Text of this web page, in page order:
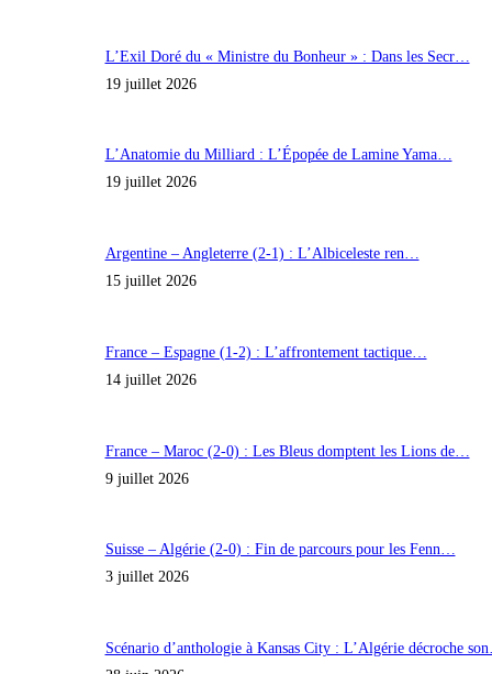
L’Exil Doré du « Ministre du Bonheur » : Dans les Secr…
19 juillet 2026
L’Anatomie du Milliard : L’Épopée de Lamine Yama…
19 juillet 2026
Argentine – Angleterre (2-1) : L’Albiceleste ren…
15 juillet 2026
France – Espagne (1-2) : L’affrontement tactique…
14 juillet 2026
France – Maroc (2-0) : Les Bleus domptent les Lions de…
9 juillet 2026
Suisse – Algérie (2-0) : Fin de parcours pour les Fenn…
3 juillet 2026
Scénario d’anthologie à Kansas City : L’Algérie décroche